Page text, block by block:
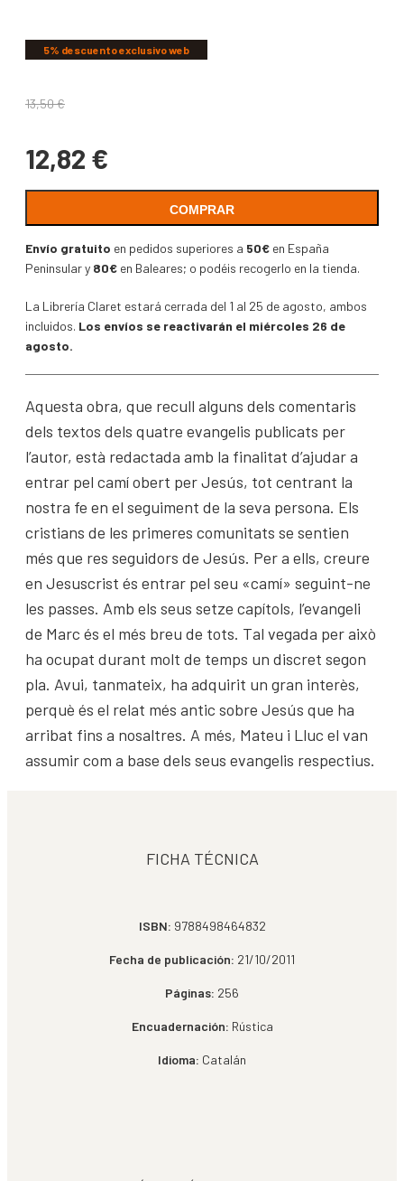
5% descuento exclusivo web
13,50€
12,82 €
COMPRAR
Envío gratuito en pedidos superiores a 50€ en España
Peninsular y 80€ en Baleares; o podéis recogerlo en la tienda.
La Librería Claret estará cerrada del 1 al 25 de agosto, ambos
incluidos. Los envíos se reactivarán el miércoles 26 de
agosto.
Aquesta obra, que recull alguns dels comentaris
dels textos dels quatre evangelis publicats per
l’autor, està redactada amb la finalitat d’ajudar a
entrar pel camí obert per Jesús, tot centrant la
nostra fe en el seguiment de la seva persona. Els
cristians de les primeres comunitats se sentien
més que res seguidors de Jesús. Per a ells, creure
en Jesuscrist és entrar pel seu «camí» seguint-ne
les passes. Amb els seus setze capítols, l’evangeli
de Marc és el més breu de tots. Tal vegada per això
ha ocupat durant molt de temps un discret segon
pla. Avui, tanmateix, ha adquirit un gran interès,
perquè és el relat més antic sobre Jesús que ha
arribat fins a nosaltres. A més, Mateu i Lluc el van
assumir com a base dels seus evangelis respectius.
FICHA TÉCNICA
ISBN: 9788498464832
Fecha de publicación: 21/10/2011
Páginas: 256
Encuadernación: Rústica
Idioma: Catalán